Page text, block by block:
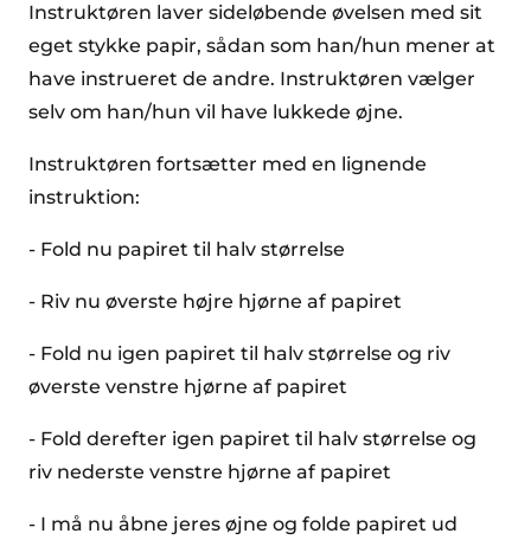
Instruktøren laver sideløbende øvelsen med sit
eget stykke papir, sådan som han/hun mener at
have instrueret de andre. Instruktøren vælger
selv om han/hun vil have lukkede øjne.
Instruktøren fortsætter med en lignende
instruktion:
- Fold nu papiret til halv størrelse
- Riv nu øverste højre hjørne af papiret
- Fold nu igen papiret til halv størrelse og riv
øverste venstre hjørne af papiret
- Fold derefter igen papiret til halv størrelse og
riv nederste venstre hjørne af papiret
- I må nu åbne jeres øjne og folde papiret ud